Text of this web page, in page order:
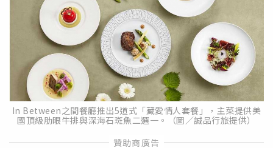
In Between之間餐廳推出5道式「藏愛情人套餐」，主菜提供美
國頂級肋眼牛排與深海石斑魚二選一。（圖／誠品行旅提供）